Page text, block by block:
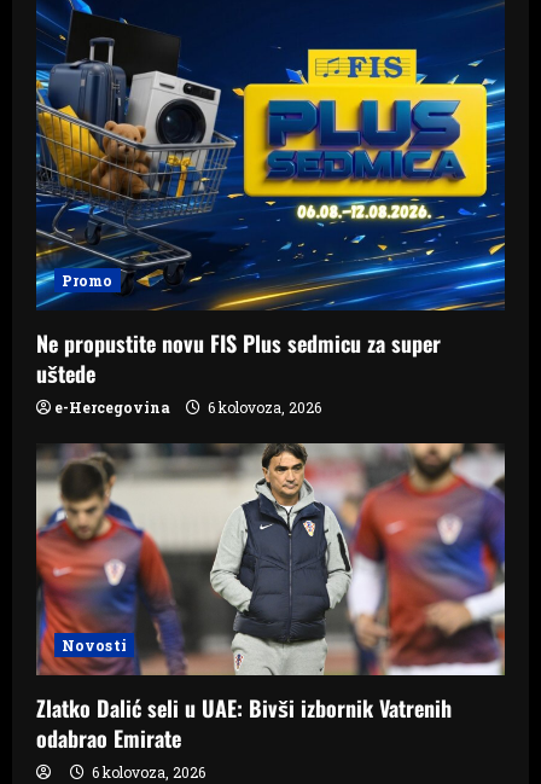
Promo
Ne propustite novu FIS Plus sedmicu za super
uštede
e-Hercegovina 6 kolovoza, 2026
Novosti
Zlatko Dalić seli u UAE: Bivši izbornik Vatrenih
odabrao Emirate
6 kolovoza, 2026